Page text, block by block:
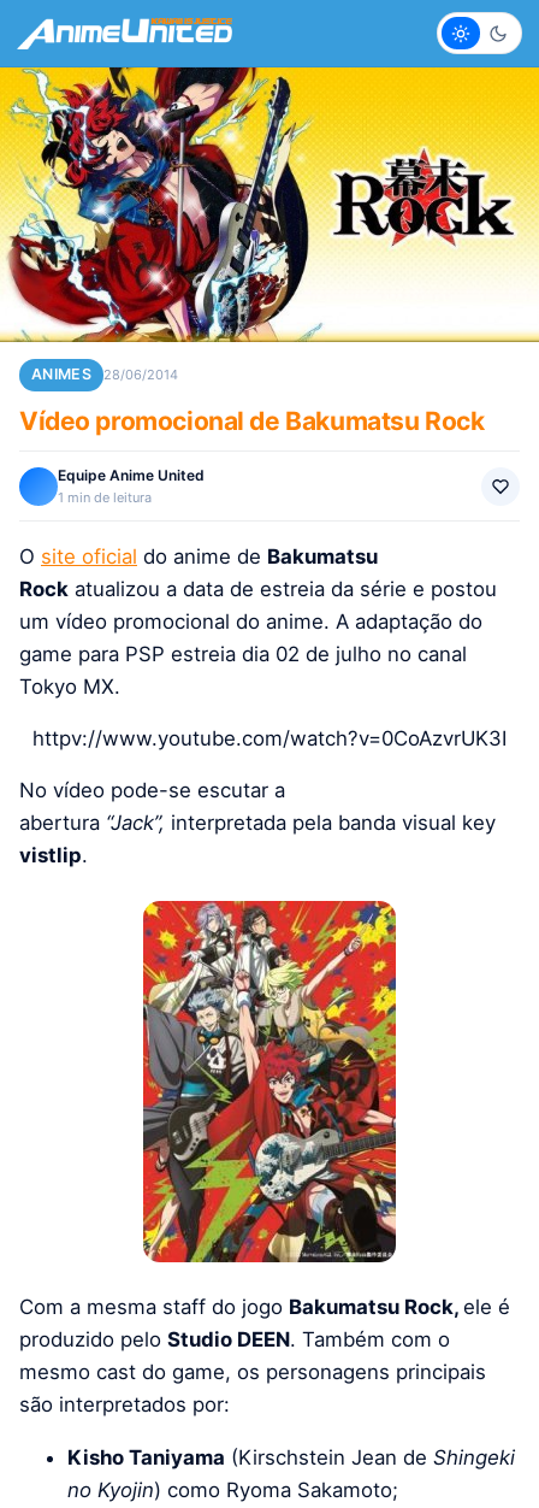
Claro
ANIMES 28/06/2014
Vídeo promocional de Bakumatsu Rock
Equipe Anime United
1 min de leitura
O site oficial do anime de Bakumatsu
Rock atualizou a data de estreia da série e postou
um vídeo promocional do anime. A adaptação do
game para PSP estreia dia 02 de julho no canal
Tokyo MX.
httpv://www.youtube.com/watch?v=0CoAzvrUK3I
No vídeo pode-se escutar a
abertura “Jack”, interpretada pela banda visual key
vistlip.
Com a mesma staff do jogo Bakumatsu Rock, ele é
produzido pelo Studio DEEN. Também com o
mesmo cast do game, os personagens principais
são interpretados por:
Kisho Taniyama (Kirschstein Jean de Shingeki
no Kyojin) como Ryoma Sakamoto;